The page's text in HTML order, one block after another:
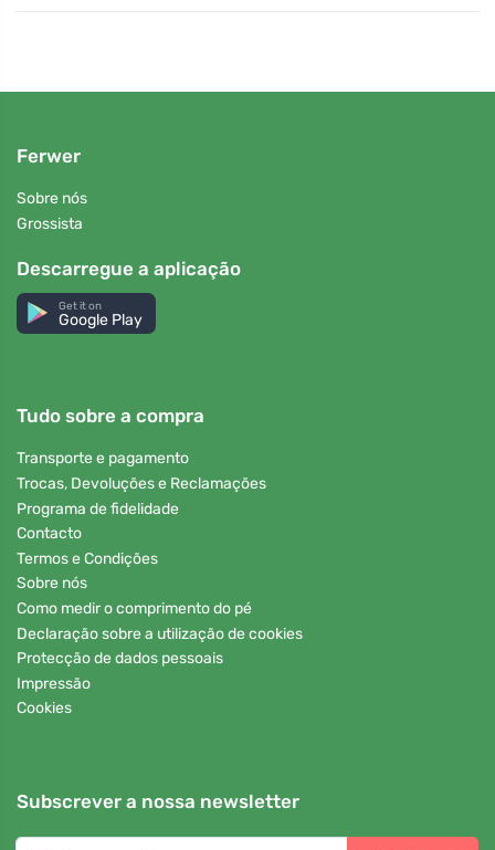
Ferwer
Sobre nós
Grossista
Descarregue a aplicação
Get it on
Google Play
Tudo sobre a compra
Transporte e pagamento
Trocas, Devoluções e Reclamações
Programa de fidelidade
Contacto
Termos e Condições
Sobre nós
Como medir o comprimento do pé
Declaração sobre a utilização de cookies
Protecção de dados pessoais
Impressão
Cookies
Subscrever a nossa newsletter